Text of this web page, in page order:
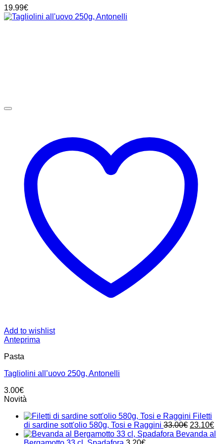
19.99€
Add to wishlist
Anteprima
Pasta
Tagliolini all’uovo 250g, Antonelli
3.00€
Novità
Filetti
di sardine sott'olio 580g, Tosi e Raggini 33.00€ Il
prezzo
23.10€Il
Bevanda al